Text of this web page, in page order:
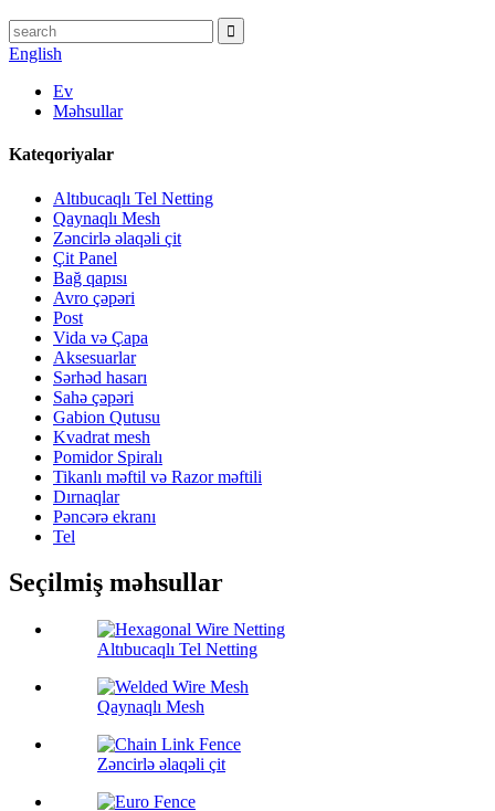
English
Ev
Məhsullar
Kateqoriyalar
Altıbucaqlı Tel Netting
Qaynaqlı Mesh
Zəncirlə əlaqəli çit
Çit Panel
Bağ qapısı
Avro çəpəri
Post
Vida və Çapa
Aksesuarlar
Sərhəd hasarı
Sahə çəpəri
Gabion Qutusu
Kvadrat mesh
Pomidor Spiralı
Tikanlı məftil və Razor məftili
Dırnaqlar
Pəncərə ekranı
Tel
Seçilmiş məhsullar
Altıbucaqlı Tel Netting
Qaynaqlı Mesh
Zəncirlə əlaqəli çit